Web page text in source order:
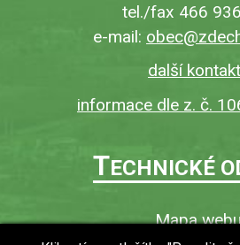
tel./fax 466
e-mail:
další
informace dle z. č.
TECHNICKÉ
Mapa